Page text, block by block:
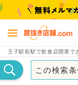
王子駅前駅で飲食店開業
この検索条